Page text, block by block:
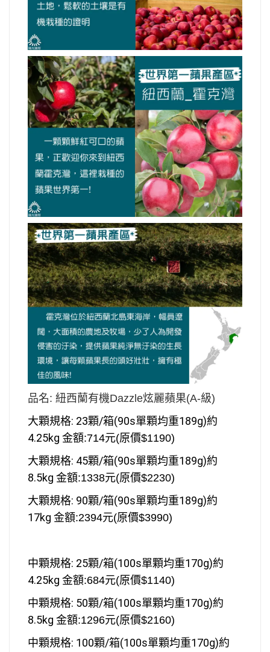
品名: 紐西蘭有機Dazzle炫麗蘋果(A-級)
大顆規格: 23顆/箱(90s單顆均重189g)約
4.25kg 金額:714元(原價$1190)
大顆規格: 45顆/箱(90s單顆均重189g)約
8.5kg 金額:1338元(原價$2230)
大顆規格: 90顆/箱(90s單顆均重189g)約
17kg 金額:2394元(原價$3990)
中顆規格: 25顆/箱(100s單顆均重170g)約
4.25kg 金額:684元(原價$1140)
中顆規格: 50顆/箱(100s單顆均重170g)約
8.5kg 金額:1296元(原價$2160)
中顆規格: 100顆/箱(100s單顆均重170g)約